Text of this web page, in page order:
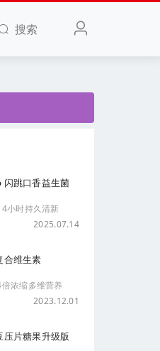
搜索
跳口香益生菌
小时持久清新
2025.07.14
合维生素
浓缩多维营养
2023.12.01
片糖果升级版